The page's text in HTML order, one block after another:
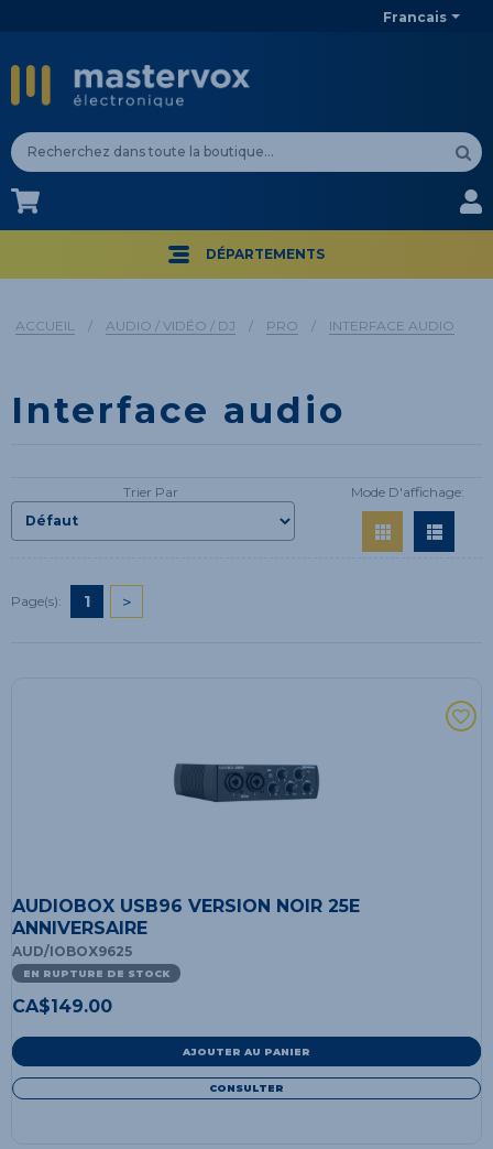
Francais
CA$
DÉPARTEMENTS
ACCUEIL / AUDIO / VIDÉO / DJ / PRO / INTERFACE AUDIO
Interface audio
Trier Par Mode D'affichage:
Page(s): 1 >
AUDIOBOX USB96 VERSION NOIR 25E
ANNIVERSAIRE
AUD/IOBOX9625
EN RUPTURE DE STOCK
CA$149.00
AJOUTER AU PANIER
CONSULTER